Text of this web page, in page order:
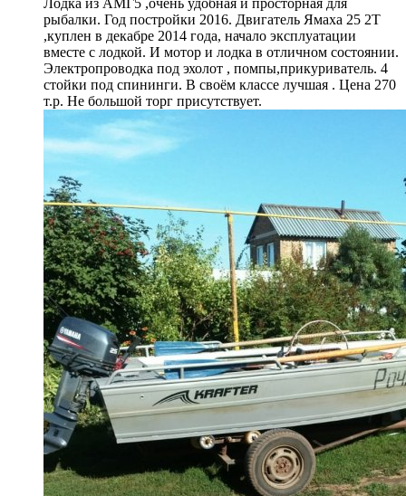
рыбалки. Год постройки 2016. Двигатель Ямаха 25 2Т
,куплен в декабре 2014 года, начало эксплуатации
вместе с лодкой. И мотор и лодка в отличном состоянии.
Электропроводка под эхолот , помпы,прикуриватель. 4
стойки под спининги. В своём классе лучшая . Цена 270
т.р. Не большой торг присутствует.